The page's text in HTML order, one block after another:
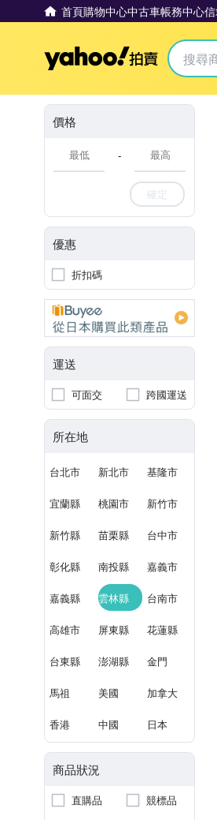
首頁購物中心中古車帳務中心
Yahoo拍
價格
-
確定
優惠
折扣碼
運送
可面交 跨國運送
所在地
台北市 新北市 基隆市
宜蘭縣 桃園市 新竹市
新竹縣 苗栗縣 台中市
彰化縣 南投縣 嘉義市
嘉義縣 雲林縣 台南市
高雄市 屏東縣 花蓮縣
台東縣 澎湖縣 金門
馬祖 美國 加拿大
香港 中國 日本
商品狀況
直購品
競標品